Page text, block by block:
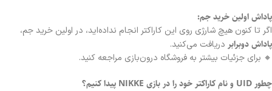
پاداش اولین خرید جم:
اگر تا کنون هیچ شارژی روی این کاراکتر انجام نداده‌اید، در اولین خرید جم،
پاداش دوبرابر دریافت می‌کنید.
🔸 برای جزئیات بیشتر به فروشگاه درون‌بازی مراجعه کنید.
چطور UID و نام کاراکتر خود را در بازی NIKKE پیدا کنیم؟